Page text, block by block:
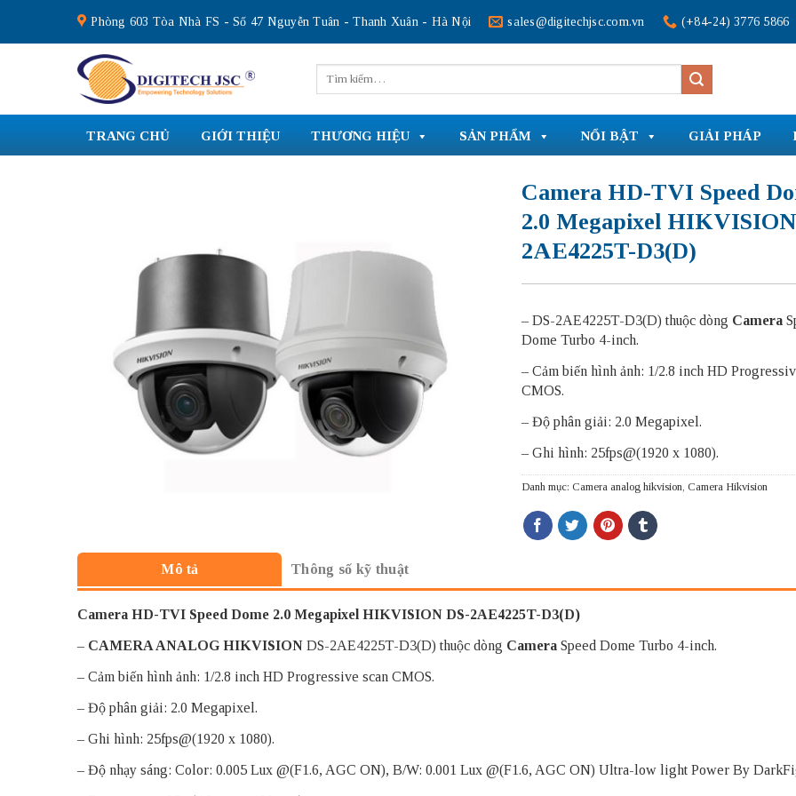
content
Phòng 603 Tòa Nhà FS - Số 47 Nguyễn Tuân - Thanh Xuân - Hà Nội sales@digitechjsc.com.vn (+84-24) 3776 5866
kiếm:
TRANG CHỦ GIỚI THIỆU THƯƠNG HIỆU SẢN PHẨM NỔI BẬT GIẢI PHÁP
Camera HD-TVI Speed
2.0 Megapixel
2AE4225T-D3(D)
– DS-2AE4225T-D3(D) thuộc dòng Camera
Dome Turbo 4-inch.
– Cảm biến hình ảnh: 1/2.8 inch HD
CMOS.
– Độ phân giải: 2.0 Megapixel.
– Ghi hình: 25fps@(1920 x 1080).
Danh mục: Camera analog hikvision, Camera Hikvision
Mô tả Thông số kỹ thuật
Camera HD-TVI Speed Dome 2.0 Megapixel HIKVISION DS-2AE4225T-D3(D)
– CAMERA ANALOG HIKVISION DS-2AE4225T-D3(D) thuộc dòng Camera Speed Dome Turbo 4-inch.
– Cảm biến hình ảnh: 1/2.8 inch HD Progressive scan CMOS.
– Độ phân giải: 2.0 Megapixel.
– Ghi hình: 25fps@(1920 x 1080).
– Độ nhạy sáng: Color: 0.005 Lux @(F1.6, AGC ON), B/W: 0.001 Lux @(F1.6, AGC ON) Ultra-low light Power By